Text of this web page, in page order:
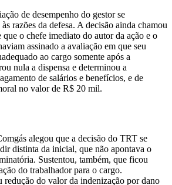
de desempenho do gestor se
razões da defesa. A decisão ainda chamou
que o chefe imediato do autor da ação e o
assinado a avaliação em que seu
ao cargo somente após a
nula a dispensa e determinou a
de salários e benefícios, e de
no valor de R$ 20 mil.
alegou que a decisão do TRT se
distinta da inicial, que não apontava o
Sustentou, também, que ficou
do trabalhador para o cargo.
redução do valor da indenização por dano